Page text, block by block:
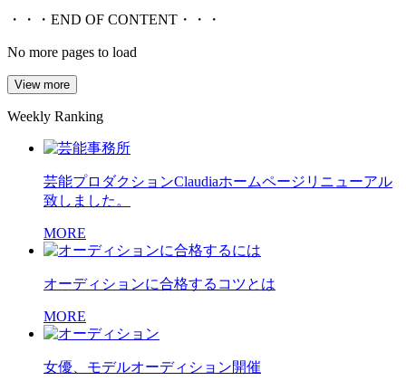
・・・END OF CONTENT・・・
No more pages to load
View more
Weekly Ranking
芸能プロダクションClaudiaホームページリニューアル
致しました。
MORE
オーディションに合格するコツとは
MORE
女優、モデルオーディション開催